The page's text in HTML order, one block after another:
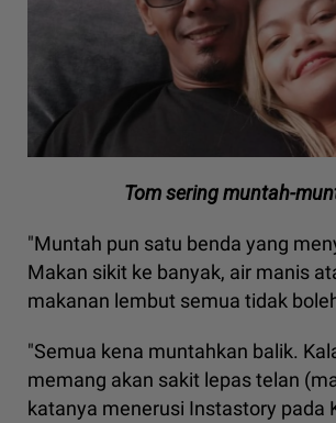
Tom sering muntah-
"Muntah pun satu benda yang
Makan sikit ke banyak, air manis
makanan lembut semua tidak
"Semua kena muntahkan balik.
memang akan sakit lepas telan
katanya menerusi Instastory pada